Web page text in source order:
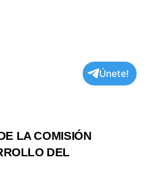
Únete!
LA COMISIÓN
DEL